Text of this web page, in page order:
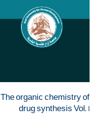
The organic chemistry of
drug synthesis Vol. 1